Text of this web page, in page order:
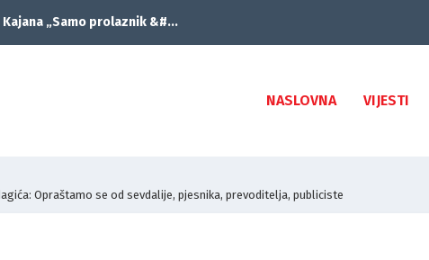
„Samo prolaznik &#...
NASLOVNA VIJESTI
Opraštamo se od sevdalije, pjesnika, prevoditelja, publiciste